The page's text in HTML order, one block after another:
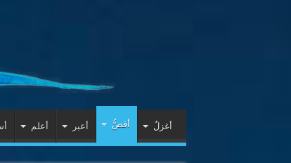
أغزلٌ أقصُّ أعبر أعلم